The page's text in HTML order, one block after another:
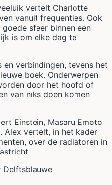
vertelt Charlotte
vanuit frequenties. Ook
sfeer binnen een
is om elke dag te
verbindingen, tevens het
boek. Onderwerpen
door het hoofd of
van niks doen komen
Einstein, Masaru Emoto
Alex vertelt, in het kader
over de radiatoren in
Delftsblauwe